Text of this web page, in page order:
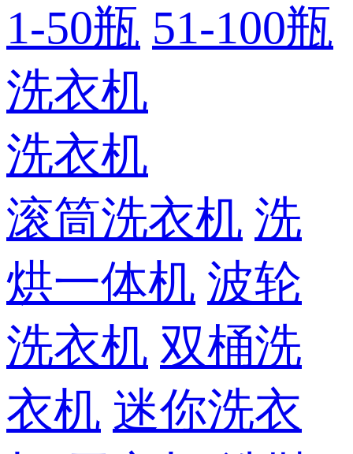
1-50瓶 51-100瓶
洗衣机
洗衣机
滚筒洗衣机 洗
烘一体机 波轮
洗衣机 双桶洗
衣机 迷你洗衣